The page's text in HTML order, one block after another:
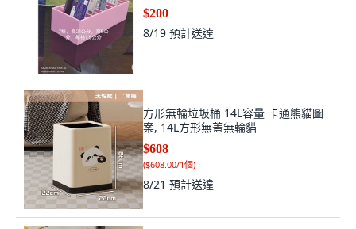
$200
8/19 預計送達
方形無輪垃圾桶 14L容量 卡通熊貓圖
案, 14L方形無蓋無輪貓
$608
($608.00/1個)
8/21 預計送達